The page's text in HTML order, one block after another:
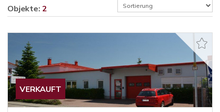
Objekte: 2
VERKAUFT